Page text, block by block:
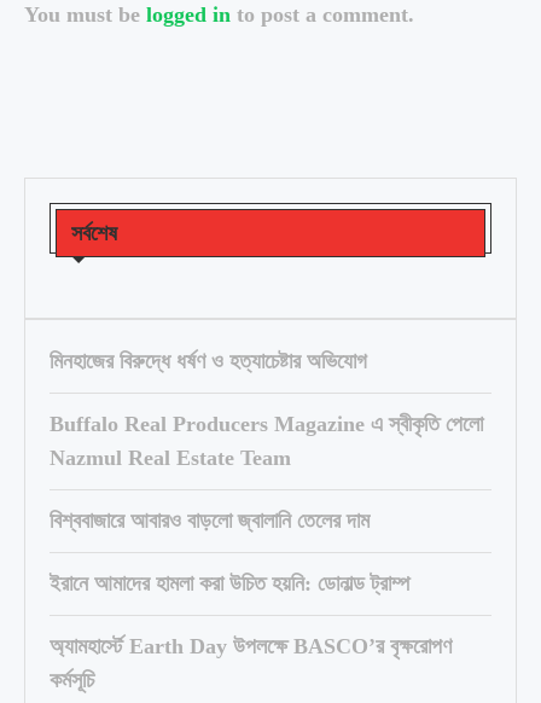
You must be logged in to post a comment.
সর্বশেষ
মিনহাজের বিরুদ্ধে ধর্ষণ ও হত্যাচেষ্টার অভিযোগ
Buffalo Real Producers Magazine এ স্বীকৃতি পেলো
Nazmul Real Estate Team
বিশ্ববাজারে আবারও বাড়লো জ্বালানি তেলের দাম
ইরানে আমাদের হামলা করা উচিত হয়নি: ডোনাল্ড ট্রাম্প
অ্যামহার্স্টে Earth Day উপলক্ষে BASCO’র বৃক্ষরোপণ
কর্মসূচি